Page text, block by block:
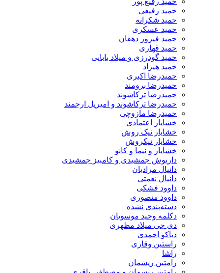
حمید رفیعی
حمید شکرانه
حمید عسکری
حمید فیروز دهقان
حمید قهاری
حمید گودرزی و میلاد بابایی
حمید هیراد
حمیدرضا اکبری
حمیدرضا برومند
حمیدرضا ترکاشوند
حمیدرضا ترکاشوند و امیریل ارجمند
حمیدرضا مازوچی
خشایار اعتمادی
خشایار نیک روش
خشایار نیکروش
خشایار و نیما و کانو
داریوش جمشیدی و کامبیز جمشیدی
دانیال مرادیان
دانیال نعمتی
داوود فشکی
داوود منصوری
دسته‌بندی نشده
دکلمه وحید موسویان
دی جی میلاد مظهری
دیاکو احمدی
راستین وقاری
راشا
رامتین ریسمان